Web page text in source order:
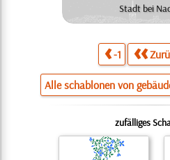
Stadt bei
-1
Alle schablonen von
zufälliges